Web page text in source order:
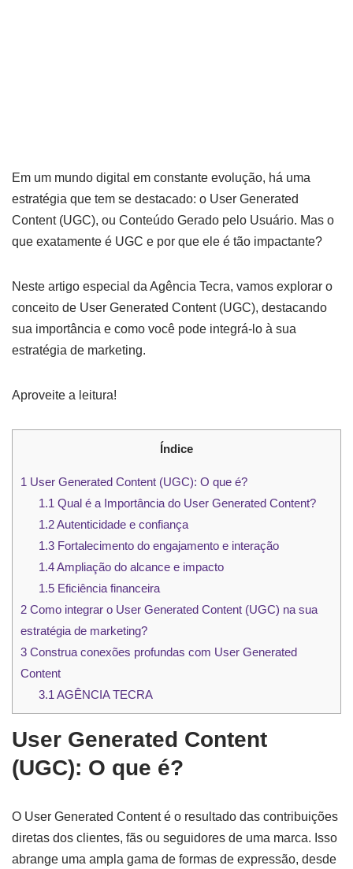
Em um mundo digital em constante evolução, há uma
estratégia que tem se destacado: o User Generated
Content (UGC), ou Conteúdo Gerado pelo Usuário. Mas o
que exatamente é UGC e por que ele é tão impactante?
Neste artigo especial da Agência Tecra, vamos explorar o
conceito de User Generated Content (UGC), destacando
sua importância e como você pode integrá-lo à sua
estratégia de marketing.
Aproveite a leitura!
Índice
1 User Generated Content (UGC): O que é?
1.1 Qual é a Importância do User Generated Content?
1.2Autenticidade e confiança
1.3Fortalecimento do engajamento e interação
1.4Ampliação do alcance e impacto
1.5Eficiência financeira
2 Como integrar o User Generated Content (UGC) na sua
estratégia de marketing?
3 Construa conexões profundas com User Generated
Content
3.1 AGÊNCIA TECRA
User Generated Content
(UGC): O que é?
O User Generated Content é o resultado das contribuições
diretas dos clientes, fãs ou seguidores de uma marca. Isso
abrange uma ampla gama de formas de expressão, desde